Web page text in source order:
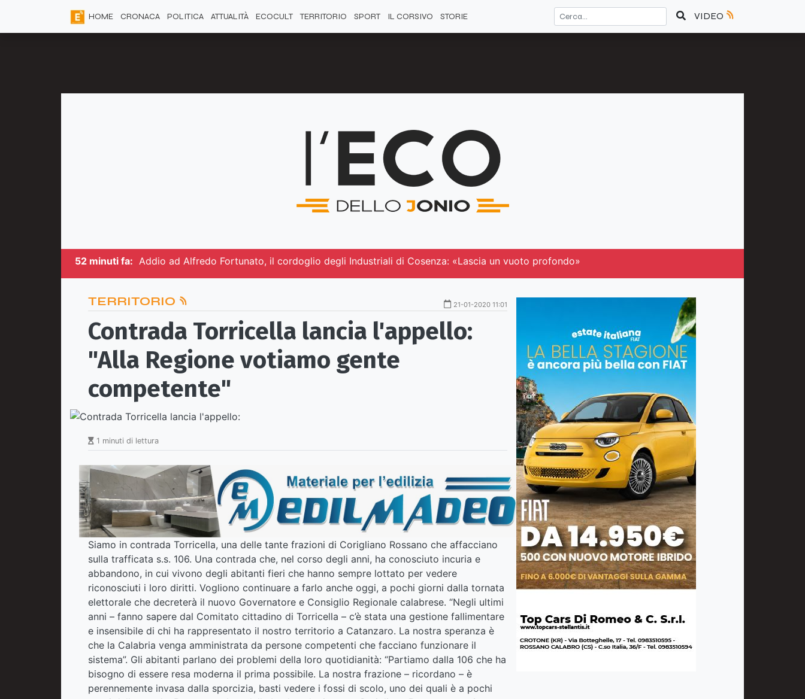
HOME CRONACA POLITICA ATTUALITÀ ECOCULT TERRITORIO SPORT IL CORSIVO STORIE VIDEO
52 minuti fa: Addio ad Alfredo Fortunato, il cordoglio degli Industriali di Cosenza: «Lascia un vuoto profondo»
TERRITORIO 21-01-2020 11:01
Contrada Torricella lancia l'appello:
"Alla Regione votiamo gente
competente"
1 minuti di lettura
Siamo in contrada Torricella, una delle tante frazioni di Corigliano Rossano che affacciano
sulla trafficata s.s. 106. Una contrada che, nel corso degli anni, ha conosciuto incuria e
abbandono, in cui vivono degli abitanti fieri che hanno sempre lottato per vedere
riconosciuti i loro diritti. Vogliono continuare a farlo anche oggi, a pochi giorni dalla tornata
elettorale che decreterà il nuovo Governatore e Consiglio Regionale calabrese. “Negli ultimi
anni – fanno sapere dal Comitato cittadino di Torricella – c’è stata una gestione fallimentare
e insensibile di chi ha rappresentato il nostro territorio a Catanzaro. La nostra speranza è
che la Calabria venga amministrata da persone competenti che facciano funzionare il
sistema”. Gli abitanti parlano dei problemi della loro quotidianità: “Partiamo dalla 106 che ha
bisogno di essere resa moderna il prima possibile. La nostra frazione – ricordano – è
perennemente invasa dalla sporcizia, basti vedere i fossi di scolo, uno dei quali è a pochi